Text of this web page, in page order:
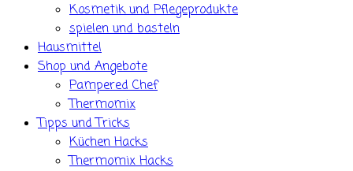
Kosmetik und Pflegeprodukte
spielen und basteln
Hausmittel
Shop und Angebote
Pampered Chef
Thermomix
Tipps und Tricks
Küchen Hacks
Thermomix Hacks